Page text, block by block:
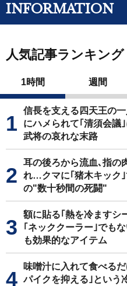
INFORMATION
人気記事ランキング
1時間 週間
信長を支える四天王の
にハメられて｢清須会議
武将の哀れな末路
耳の後ろから流血､指の
れ…クマに｢猪木キック
の"数十秒間の死闘"
額に貼る｢熱を冷ますシ
｢ネッククーラー｣でも
も効果的なアイテム
味噌汁に入れて食べる
パイクを抑える｣という